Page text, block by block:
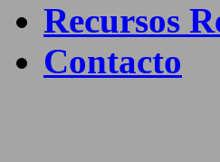
Recursos
Contacto